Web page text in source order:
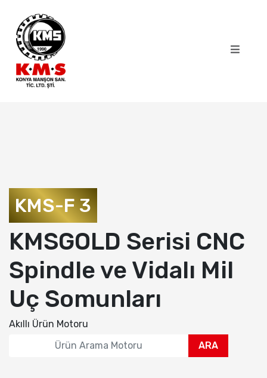
KMS-F 3
KMSGOLD Serisi CNC
Spindle ve Vidalı Mil
Uç Somunları
Akıllı Ürün Motoru
ARA